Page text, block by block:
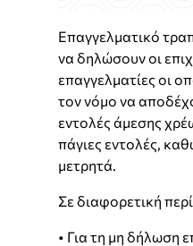
Επαγγελματικό
να δηλώσουν οι
επαγγελματίες οι
τον νόμο να
εντολές άμεσης
πάγιες εντολές,
μετρητά.
Σε διαφορετική
• Για τη μη δήλωση